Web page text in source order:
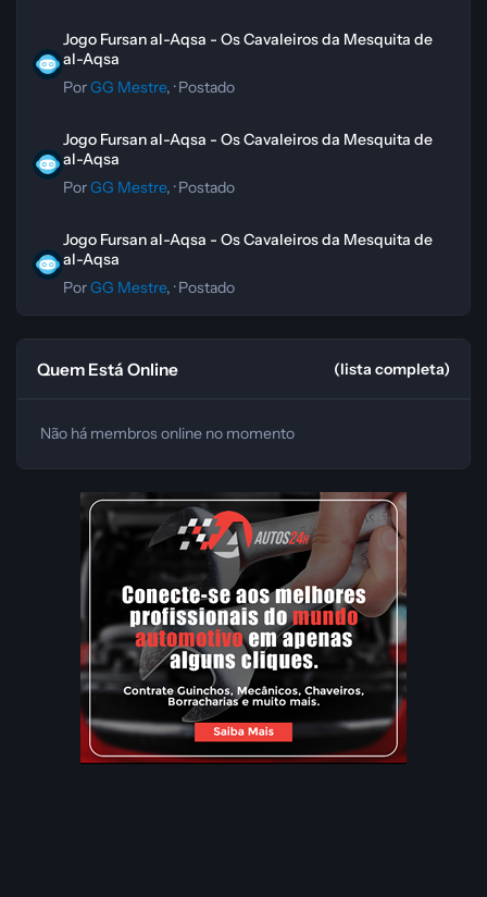
Jogo Fursan al-Aqsa - Os Cavaleiros da Mesquita de
al-Aqsa
PorGG Mestre, ·Postado
Jogo Fursan al-Aqsa - Os Cavaleiros da Mesquita de
al-Aqsa
PorGG Mestre, ·Postado
Jogo Fursan al-Aqsa - Os Cavaleiros da Mesquita de
al-Aqsa
PorGG Mestre, ·Postado
Quem Está Online (lista completa)
Não há membros online no momento